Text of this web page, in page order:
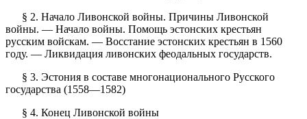
§ 2. Начало Ливонской войны. Причины Ливонской
войны. — Начало войны. Помощь эстонских крестьян
русским войскам. — Восстание эстонских крестьян в 1560
году. — Ликвидация ливонских феодальных государств.
§ 3. Эстония в составе многонационального Русского
государства (1558—1582)
§ 4. Конец Ливонской войны